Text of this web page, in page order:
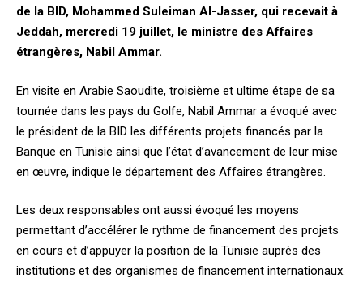
de la BID, Mohammed Suleiman Al-Jasser, qui recevait à
Jeddah, mercredi 19 juillet, le ministre des Affaires
étrangères, Nabil Ammar.
En visite en Arabie Saoudite, troisième et ultime étape de sa
tournée dans les pays du Golfe, Nabil Ammar a évoqué avec
le président de la BID les différents projets financés par la
Banque en Tunisie ainsi que l’état d’avancement de leur mise
en œuvre, indique le département des Affaires étrangères.
Les deux responsables ont aussi évoqué les moyens
permettant d’accélérer le rythme de financement des projets
en cours et d’appuyer la position de la Tunisie auprès des
institutions et des organismes de financement internationaux.